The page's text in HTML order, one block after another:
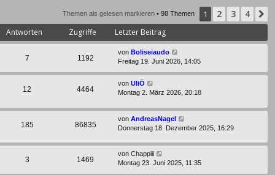
n n
Themen als gelesen markieren • 98 Themen 1 2 3 4
Antworten Zugriffe Letzter Beitrag
7 1192
von Boliseiaudo
Freitag 19. Juni 2026, 14:05
12 4464
von UliÖ
Montag 2. März 2026, 20:18
185 86835
von AndreasNagel
Donnerstag 18. Dezember 2025, 16:29
3 1469
von Chappiii
Montag 23. Juni 2025, 11:35